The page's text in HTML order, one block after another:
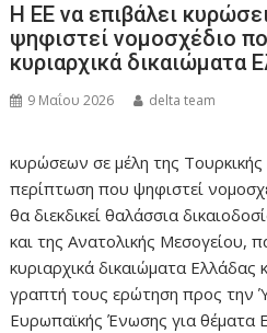
Η ΕΕ να επιβάλει
ψηφιστεί νομοσχέδιο
κυριαρχικά δικαιώματα
9 Μαΐου 2026 delta team
κυρώσεων σε μέλη της
περίπτωση που ψηφιστεί
θα διεκδικεί θαλάσσια
και της Ανατολικής Μεσογείου,
κυριαρχικά δικαιώματα
γραπτή τους ερώτηση προς την
Ευρωπαϊκής Ένωσης για θέματα